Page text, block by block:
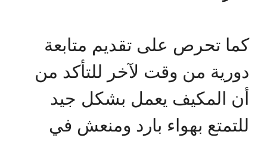
كما تحرص على تقديم متابعة
دورية من وقت لآخر للتأكد من
أن المكيف يعمل بشكل جيد
للتمتع بهواء بارد ومنعش في